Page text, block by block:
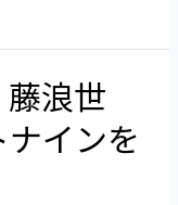
浪世
インを